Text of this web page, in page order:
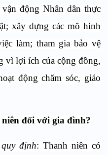
động Nhân dân thực
xây dựng các mô hình
làm; tham gia bảo vệ
vì lợi ích của cộng đồng,
động chăm sóc, giáo
đối với gia đình?
định: Thanh niên có